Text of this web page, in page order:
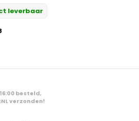
leverbaar
besteld,
verzonden!